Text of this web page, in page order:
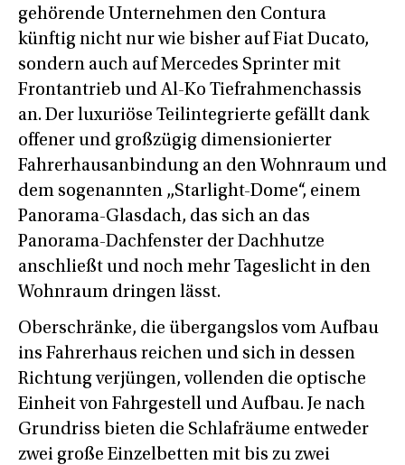
gehörende Unternehmen den Contura
künftig nicht nur wie bisher auf Fiat Ducato,
sondern auch auf Mercedes Sprinter mit
Frontantrieb und Al-Ko Tiefrahmenchassis
an. Der luxuriöse Teilintegrierte gefällt dank
offener und großzügig dimensionierter
Fahrerhausanbindung an den Wohnraum und
dem sogenannten „Starlight-Dome“, einem
Panorama-Glasdach, das sich an das
Panorama-Dachfenster der Dachhutze
anschließt und noch mehr Tageslicht in den
Wohnraum dringen lässt.
Oberschränke, die übergangslos vom Aufbau
ins Fahrerhaus reichen und sich in dessen
Richtung verjüngen, vollenden die optische
Einheit von Fahrgestell und Aufbau. Je nach
Grundriss bieten die Schlafräume entweder
zwei große Einzelbetten mit bis zu zwei